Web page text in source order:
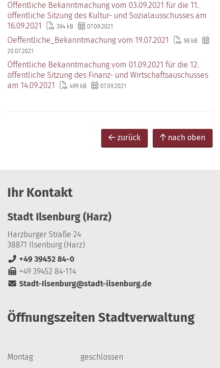
Öffentliche Bekanntmachung vom 03.09.2021 für die 11.
öffentliche Sitzung des Kultur- und Sozialausschusses am
16.09.2021
394 kB 07.09.2021
Oeffentliche_Bekanntmachung vom 19.07.2021
98 kB
20.07.2021
Öffentliche Bekanntmachung vom 01.09.2021 für die 12.
öffentliche Sitzung des Finanz- und Wirtschaftsauschusses
am 14.09.2021
499 kB 07.09.2021
zurück nach oben
Ihr Kontakt
Stadt Ilsenburg (Harz)
Harzburger Straße 24
38871 Ilsenburg (Harz)
+49 39452 84-0
+49 39452 84-114
Stadt-Ilsenburg@stadt-ilsenburg.de
Öffnungszeiten Stadtverwaltung
Montag
geschlossen